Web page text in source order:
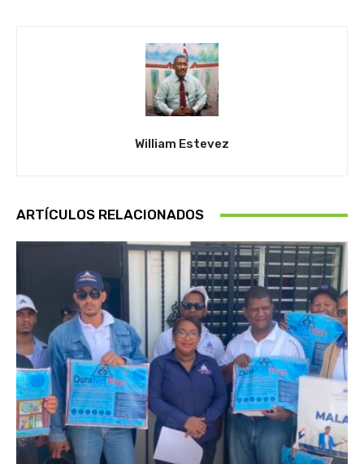
William Estevez
ARTÍCULOS RELACIONADOS